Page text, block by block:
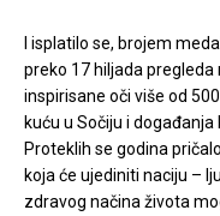
I isplatilo se, brojem
preko 17 hiljada
inspirisane oči više od
kuću u Sočiju i
Proteklih se godina
koja će ujediniti naciju –
zdravog načina života